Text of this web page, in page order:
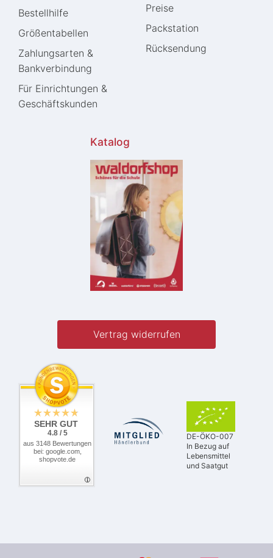
Bestellhilfe
Größentabellen
Zahlungsarten &
Bankverbindung
Für Einrichtungen &
Geschäftskunden
Preise
Packstation
Rücksendung
Katalog
Vertrag widerrufen
SEHR GUT
4.8 / 5
aus 3148 Bewertungen
bei: google.com,
shopvote.de
DE-ÖKO-007
In Bezug auf
Lebensmittel
und Saatgut